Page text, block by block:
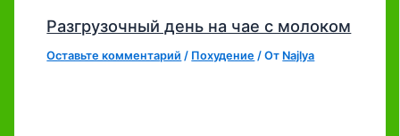
Разгрузочный день на чае с молоком
Оставьте комментарий / Похудение / От Najlya